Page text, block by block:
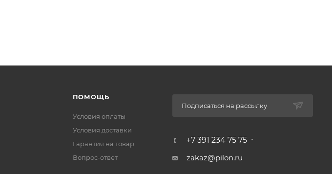
ПОМОЩЬ
Условия оплаты
Условия доставки
Гарантия на товар
Вопрос-ответ
Подписаться на рассылку
+7 391 234 75 75
zakaz@pilon.ru